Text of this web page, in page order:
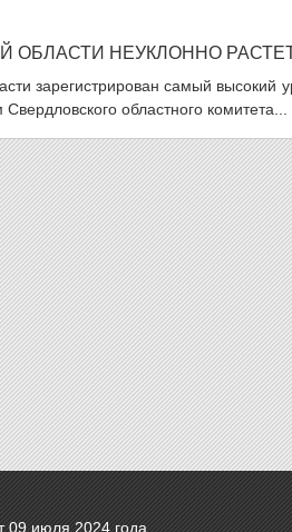
ОБЛАСТИ НЕУКЛОННО
зарегистрирован самый высокий
областного комитета...
июля 2024 года.